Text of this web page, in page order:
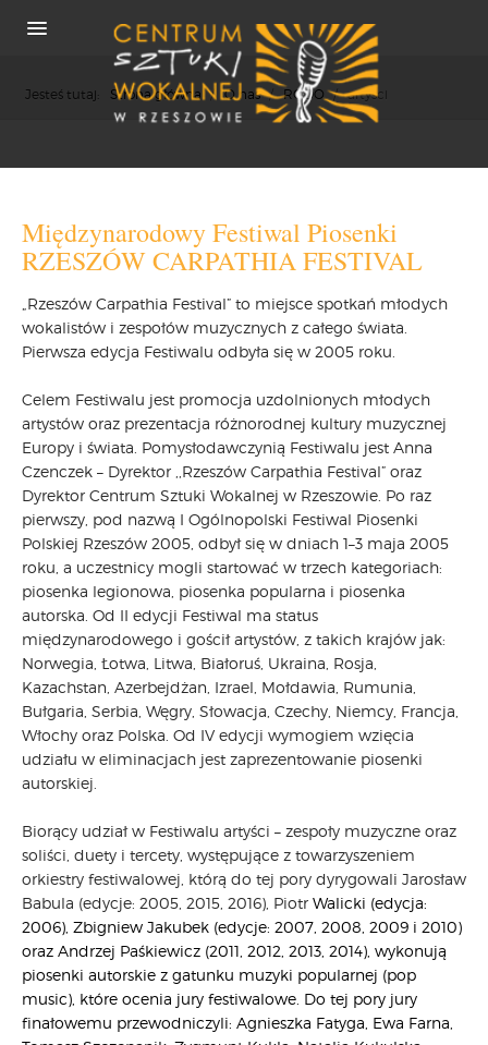
REKRUTACJA
OSIĄGNIĘCIA
KONCERTY
WSPÓŁPRACA
POLITYKA COOKIES
RODO
REKRUTACJA
CARPATHIA FESTIVAL
FESTIWAL PATRIOTYCZNY
WYDARZENIA
PŁYTY CD
MULTIMEDIA
MUZYKA
VIDEO
GALERIA
WARSZTATY
ZGŁOŚ UDZIAŁ
Jesteś tutaj: Strona główna / O nas / RODO / artyści
Międzynarodowy Festiwal Piosenki
RZESZÓW CARPATHIA FESTIVAL
„Rzeszów Carpathia Festival” to miejsce spotkań młodych
wokalistów i zespołów muzycznych z całego świata.
Pierwsza edycja Festiwalu odbyła się w 2005 roku.
Celem Festiwalu jest promocja uzdolnionych młodych
artystów oraz prezentacja różnorodnej kultury muzycznej
Europy i świata. Pomysłodawczynią Festiwalu jest Anna
Czenczek – Dyrektor ,,Rzeszów Carpathia Festival” oraz
Dyrektor Centrum Sztuki Wokalnej w Rzeszowie. Po raz
pierwszy, pod nazwą I Ogólnopolski Festiwal Piosenki
Polskiej Rzeszów 2005, odbył się w dniach 1–3 maja 2005
roku, a uczestnicy mogli startować w trzech kategoriach:
piosenka legionowa, piosenka popularna i piosenka
autorska. Od II edycji Festiwal ma status
międzynarodowego i gościł artystów, z takich krajów jak:
Norwegia, Łotwa, Litwa, Białoruś, Ukraina, Rosja,
Kazachstan, Azerbejdżan, Izrael, Mołdawia, Rumunia,
Bułgaria, Serbia, Węgry, Słowacja, Czechy, Niemcy, Francja,
Włochy oraz Polska. Od IV edycji wymogiem wzięcia
udziału w eliminacjach jest zaprezentowanie piosenki
autorskiej.
Biorący udział w Festiwalu artyści – zespoły muzyczne oraz
soliści, duety i tercety, występujące z towarzyszeniem
orkiestry festiwalowej, którą do tej pory dyrygowali Jarosław
Babula (edycje: 2005, 2015, 2016), Piotr Walicki (edycja:
2006), Zbigniew Jakubek (edycje: 2007, 2008, 2009 i 2010)
oraz Andrzej Paśkiewicz (2011, 2012, 2013, 2014), wykonują
piosenki autorskie z gatunku muzyki popularnej (pop
music), które ocenia jury festiwalowe. Do tej pory jury
finałowemu przewodniczyli: Agnieszka Fatyga, Ewa Farna,